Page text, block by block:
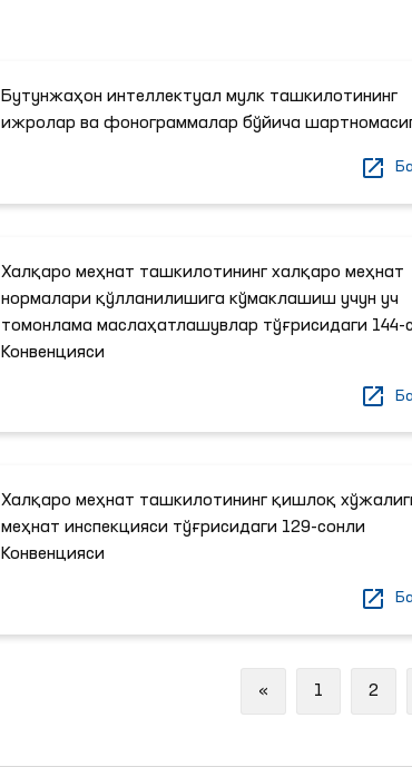
Бутунжаҳон интеллектуал мулк ташкилотининг
ижролар ва фонограммалар бўйича
Халқаро меҳнат ташкилотининг халқаро меҳнат
нормалари қўлланилишига кўмаклашиш учун уч
томонлама маслаҳатлашувлар тўғрисидаги 144-
Конвенцияси
Халқаро меҳнат ташкилотининг қишлоқ
меҳнат инспекцияси тўғрисидаги 129-сонли
Конвенцияси
«Previous
1 2